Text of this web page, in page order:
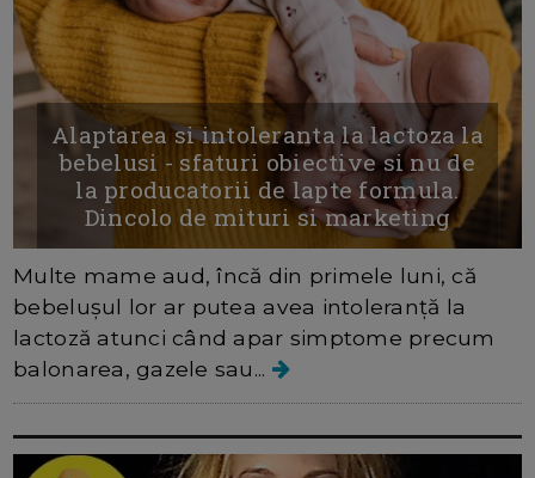
Alaptarea si intoleranta la lactoza la
bebelusi - sfaturi obiective si nu de
la producatorii de lapte formula.
Dincolo de mituri si marketing
Multe mame aud, încă din primele luni, că
bebelușul lor ar putea avea intoleranță la
lactoză atunci când apar simptome precum
balonarea, gazele sau...